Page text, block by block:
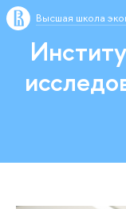
Высшая школа